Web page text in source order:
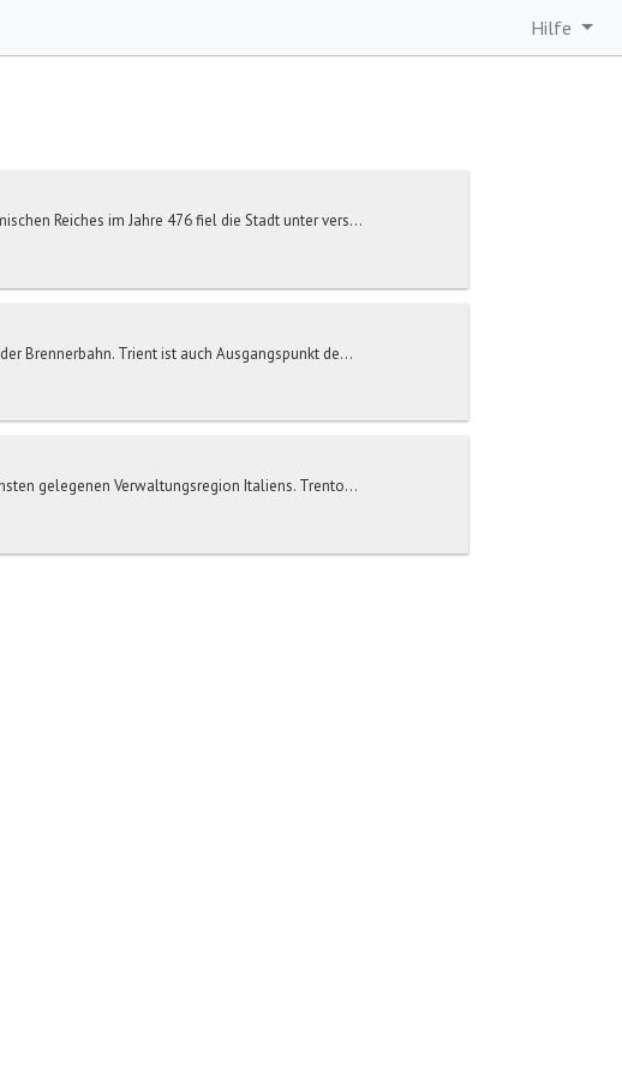
Hilfe
Reiches im Jahre 476 fiel die Stadt unter vers...
Brennerbahn. Trient ist auch Ausgangspunkt de...
gelegenen Verwaltungsregion Italiens. Trento...